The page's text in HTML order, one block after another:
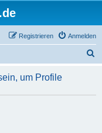
Anmelden
Registrieren
h
um Profile